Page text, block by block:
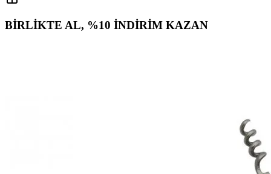
BİRLİKTE AL, %10 İNDİRİM KAZAN